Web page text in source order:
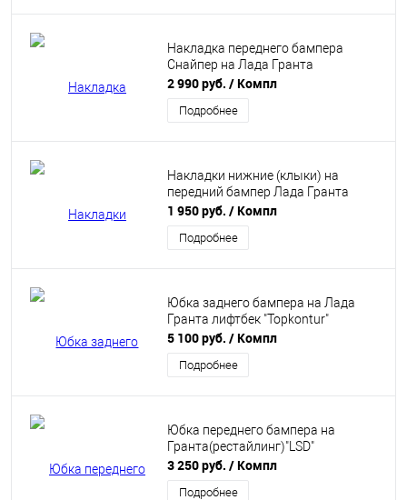
Накладка переднего бампера
Снайпер на Лада Гранта
2 990 руб. / Компл
Подробнее
Накладки нижние (клыки) на
передний бампер Лада Гранта
1 950 руб. / Компл
Подробнее
Юбка заднего бампера на Лада
Гранта лифтбек "Topkontur"
5 100 руб. / Компл
Подробнее
Юбка переднего бампера на
Гранта(рестайлинг)"LSD"
3 250 руб. / Компл
Подробнее